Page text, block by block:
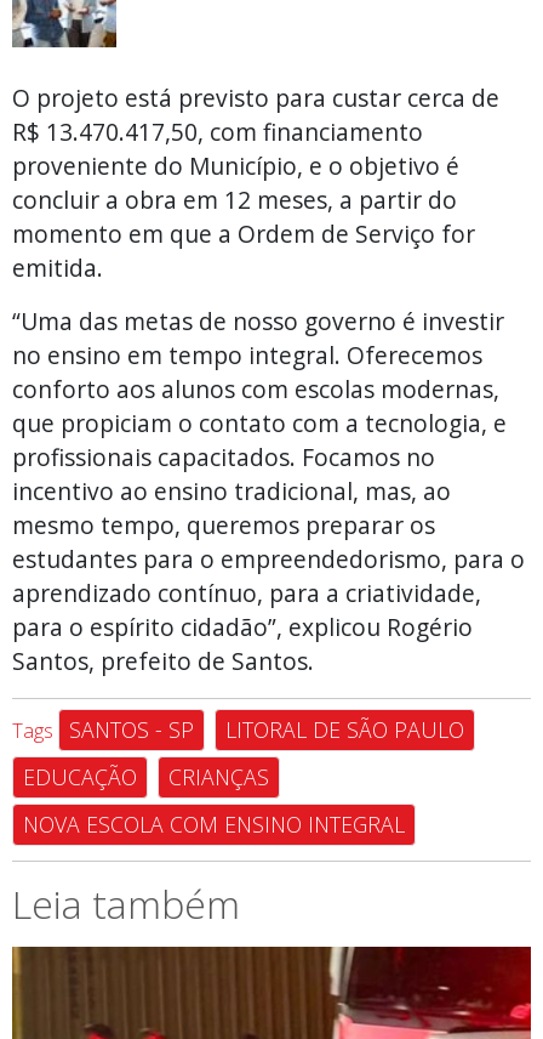
O projeto está previsto para custar cerca de
R$ 13.470.417,50, com financiamento
proveniente do Município, e o objetivo é
concluir a obra em 12 meses, a partir do
momento em que a Ordem de Serviço for
emitida.
“Uma das metas de nosso governo é investir
no ensino em tempo integral. Oferecemos
conforto aos alunos com escolas modernas,
que propiciam o contato com a tecnologia, e
profissionais capacitados. Focamos no
incentivo ao ensino tradicional, mas, ao
mesmo tempo, queremos preparar os
estudantes para o empreendedorismo, para o
aprendizado contínuo, para a criatividade,
para o espírito cidadão”, explicou Rogério
Santos, prefeito de Santos.
Tags SANTOS - SP
LITORAL DE SÃO PAULO
EDUCAÇÃO
CRIANÇAS
NOVA ESCOLA COM ENSINO INTEGRAL
Leia também